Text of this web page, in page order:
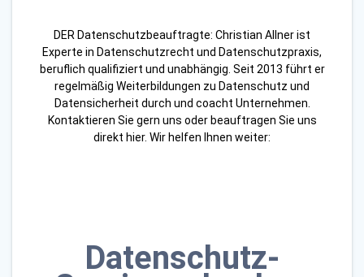
DER Datenschutzbeauftragte: Christian Allner ist
Experte in Datenschutzrecht und Datenschutzpraxis,
beruflich qualifiziert und unabhängig. Seit 2013 führt er
regelmäßig Weiterbildungen zu Datenschutz und
Datensicherheit durch und coacht Unternehmen.
Kontaktieren Sie gern uns oder beauftragen Sie uns
direkt hier. Wir helfen Ihnen weiter:
Datenschutz-